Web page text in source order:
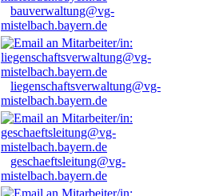
bauverwaltung@vg-
mistelbach.bayern.de
liegenschaftsverwaltung@vg-
mistelbach.bayern.de
geschaeftsleitung@vg-
mistelbach.bayern.de